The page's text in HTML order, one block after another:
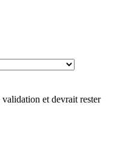
validation et devrait rester